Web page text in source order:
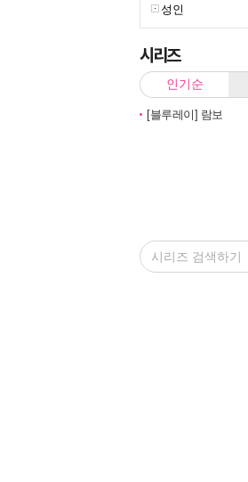
성인
시리즈
인기순
[블루레이] 람보